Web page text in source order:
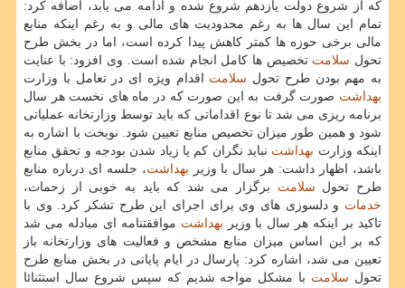
كه از شروع دولت یازدهم شروع شده و ادامه می یابد، اضافه كرد:
تمام این سال ها به رغم محدودیت های مالی و به رغم اینكه منابع
مالی برخی حوزه ها كمتر كاهش پیدا كرده است، اما در بخش طرح
تحول سلامت تخصیص ها كامل انجام شده است. وی افزود: با عنایت
به مهم بودن طرح تحول سلامت اقدام ویژه ای در تعامل با وزارت
بهداشت صورت گرفت به این صورت كه در ماه های نخست هر سال
برنامه ریزی می شد تا نوع اقداماتی كه باید توسط وزارتخانه عملیاتی
شود و همین طور میزان تخصیص منابع تعیین شود. نوبخت با اشاره به
اینكه وزارت بهداشت نباید نگران كم یا زیاد شدن بودجه و تحقق منابع
باشد، اظهار داشت: هر سال با وزیر بهداشت، جلسه ای درباره منابع
طرح تحول سلامت برگزار می شد كه باید به خوبی از زحمات،
خدمات و دلسوزی های وی برای اجرای این طرح تشكر كرد. وی با
تاكید بر اینكه هر سال با وزیر بهداشت موافقتنامه ای مبادله می شد
كه بر این اساس میزان منابع مشخص و فعالیت های وزارتخانه باز
تعیین می شد، اشاره كرد: پارسال در ایام پایانی در بخش منابع طرح
تحول سلامت با مشكل مواجه شدیم كه سپس شروع سال استثنائا